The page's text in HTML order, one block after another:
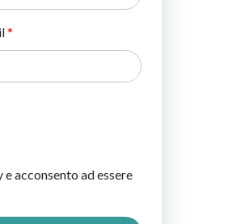
acconsento ad essere